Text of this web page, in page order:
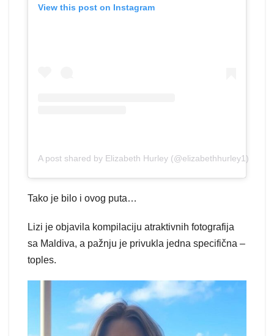
View this post on Instagram
A post shared by Elizabeth Hurley (@elizabethhurley1)
Tako je bilo i ovog puta…
Lizi je objavila kompilaciju atraktivnih fotografija
sa Maldiva, a pažnju je privukla jedna specifična –
toples.